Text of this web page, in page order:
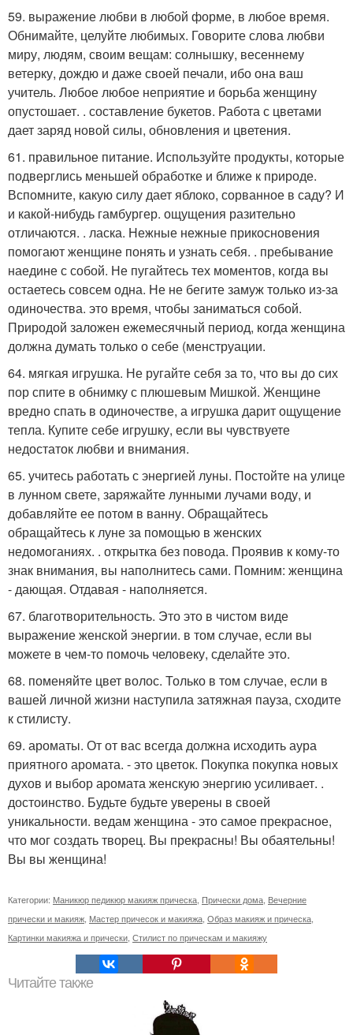
59. выражение любви в любой форме, в любое время.
Обнимайте, целуйте любимых. Говорите слова любви
миру, людям, своим вещам: солнышку, весеннему
ветерку, дождю и даже своей печали, ибо она ваш
учитель. Любое любое неприятие и борьба женщину
опустошает. . составление букетов. Работа с цветами
дает заряд новой силы, обновления и цветения.
61. правильное питание. Используйте продукты, которые
подверглись меньшей обработке и ближе к природе.
Вспомните, какую силу дает яблоко, сорванное в саду? И
и какой-нибудь гамбургер. ощущения разительно
отличаются. . ласка. Нежные нежные прикосновения
помогают женщине понять и узнать себя. . пребывание
наедине с собой. Не пугайтесь тех моментов, когда вы
остаетесь совсем одна. Не не бегите замуж только из-за
одиночества. это время, чтобы заниматься собой.
Природой заложен ежемесячный период, когда женщина
должна думать только о себе (менструации.
64. мягкая игрушка. Не ругайте себя за то, что вы до сих
пор спите в обнимку с плюшевым Мишкой. Женщине
вредно спать в одиночестве, а игрушка дарит ощущение
тепла. Купите себе игрушку, если вы чувствуете
недостаток любви и внимания.
65. учитесь работать с энергией луны. Постойте на улице
в лунном свете, заряжайте лунными лучами воду, и
добавляйте ее потом в ванну. Обращайтесь
обращайтесь к луне за помощью в женских
недомоганиях. . открытка без повода. Проявив к кому-то
знак внимания, вы наполнитесь сами. Помним: женщина
- дающая. Отдавая - наполняется.
67. благотворительность. Это это в чистом виде
выражение женской энергии. в том случае, если вы
можете в чем-то помочь человеку, сделайте это.
68. поменяйте цвет волос. Только в том случае, если в
вашей личной жизни наступила затяжная пауза, сходите
к стилисту.
69. ароматы. От от вас всегда должна исходить аура
приятного аромата. - это цветок. Покупка покупка новых
духов и выбор аромата женскую энергию усиливает. .
достоинство. Будьте будьте уверены в своей
уникальности. ведам женщина - это самое прекрасное,
что мог создать творец. Вы прекрасны! Вы обаятельны!
Вы вы женщина!
Категории: Маникюр педикюр макияж прическа Прически дома Вечерние
прически и макияж Мастер причесок и макияжа Образ макияж и прическа
Картинки макияжа и прически Стилист по прическам и макияжу
Читайте также